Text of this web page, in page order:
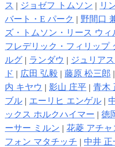
ス | ジョゼフ トムソン | リ
バート・E パーク | 野間口
ズ・トムソン・リース ウィ
フレデリック・フィリップ
ルグ| ランダウ | ジュリア
ド | 広田 弘毅 | 藤原 松三郎 |
内 キヤウ | 影山 庄平 | 青木
ブル | エーリヒ エンゲル |
ックス ホルクハイマー | 徳
ーサー ミルン | 花菱 アチャ
フォン マタチッチ | 中井 正